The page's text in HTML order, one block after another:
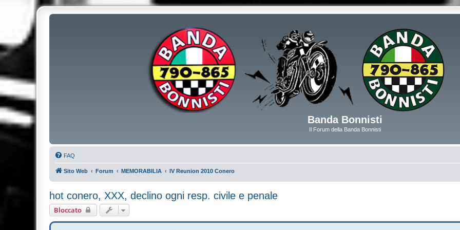
Banda Bonnisti
Il Forum della Banda Bonnisti
FAQ
Sito Web Forum MEMORABILIA IV Reunion 2010 Conero
hot conero, XXX, declino ogni resp. civile e penale
Bloccato